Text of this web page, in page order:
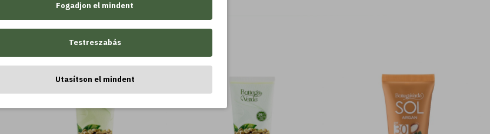
LEGTÖBBET VÁSÁROLT
Fogadjon el mindent
Testreszabás
Utasítson el mindent